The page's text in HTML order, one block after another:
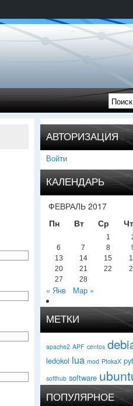
АВТОРИЗАЦИЯ
Войти
КАЛЕНДАРЬ
ФЕВРАЛЬ 2017
Пн
Вт Ср Чт
1
6
7 8
13
14 15
20
21 22
27
28
« Янв Мар »
МЕТКИ
apache2 APF centos
ledokol lua mod PtokaX
softhub software
ПОПУЛЯРНОЕ